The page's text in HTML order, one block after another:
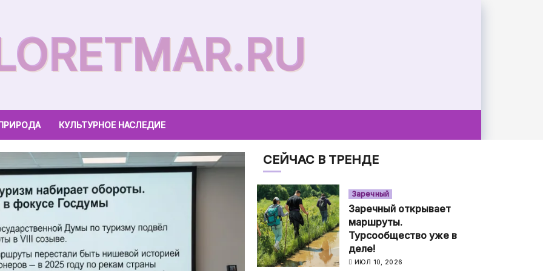
КУЛЬТУРНОЕ НАСЛЕДИЕ
СЕЙЧАС В ТРЕНДЕ
Заречный
Заречный открывает
маршруты.
Турсообщество уже в
деле!
ИЮЛ 10, 2026